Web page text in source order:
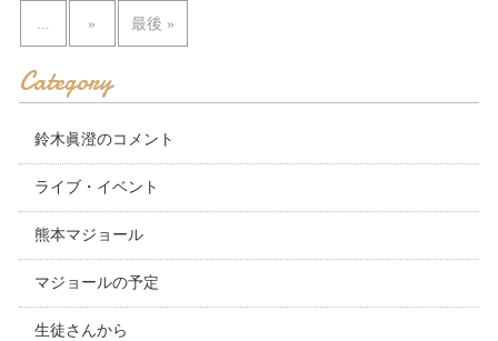
» 最後 »
Category
鈴木眞澄のコメント
ライブ・イベント
熊本マジョール
マジョールの予定
生徒さんから